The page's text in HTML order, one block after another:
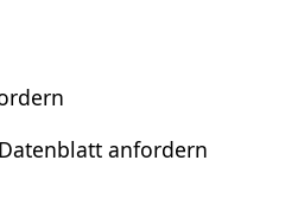
anfordern